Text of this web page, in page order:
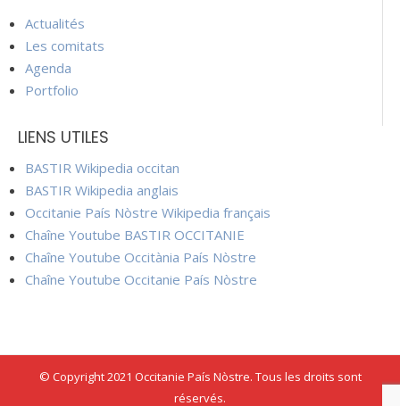
Actualités
Les comitats
Agenda
Portfolio
LIENS UTILES
BASTIR Wikipedia occitan
BASTIR Wikipedia anglais
Occitanie País Nòstre Wikipedia français
Chaîne Youtube BASTIR OCCITANIE
Chaîne Youtube Occitània País Nòstre
Chaîne Youtube Occitanie País Nòstre
© Copyright 2021 Occitanie País Nòstre. Tous les droits sont
réservés.